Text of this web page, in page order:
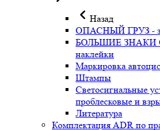
Назад
ОПАСНЫЙ ГРУЗ -
БОЛЬШИЕ ЗНАКИ
наклейки
Маркировка
Штампы
Светосигнальные
проблесковые и
Литература
Комплектация ADR по